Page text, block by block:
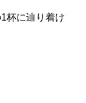
杯に辿り着け